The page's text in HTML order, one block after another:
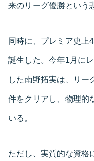
来のリーグ優勝という
同時に、プレミア史上
誕生した。今年1月に
した南野拓実は、リー
件をクリアし、物理的
いる。
ただし、実質的な資格